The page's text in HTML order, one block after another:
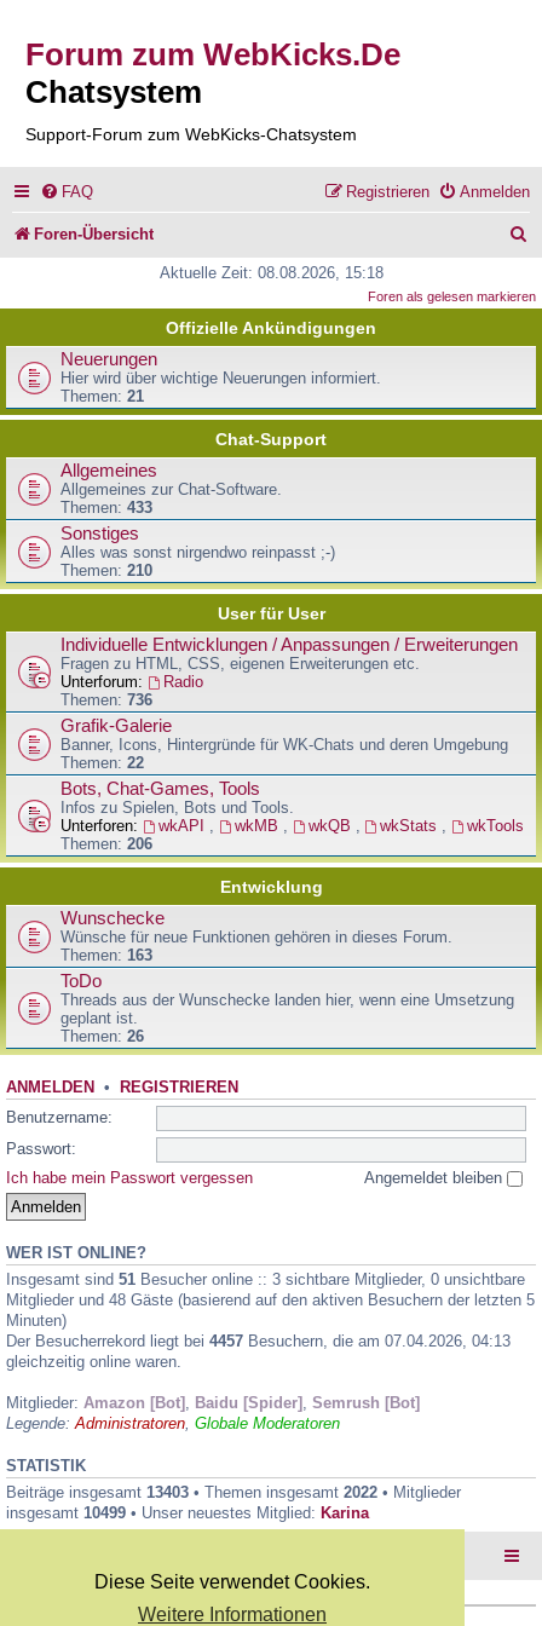
Diese Seite verwendet Cookies.
Weitere Informationen
Forum zum WebKicks.De
Chatsystem
Support-Forum zum WebKicks-Chatsystem
FAQ Anmelden
Registrieren
Foren-Übersicht
c
Aktuelle Zeit: 08.08.2026, 15:18
Foren als gelesen markieren
Offizielle Ankündigungen
Neuerungen
Hier wird über wichtige Neuerungen informiert.
Themen: 21
Chat-Support
Allgemeines
Allgemeines zur Chat-Software.
Themen: 433
Sonstiges
Alles was sonst nirgendwo reinpasst ;-)
Themen: 210
User für User
Individuelle Entwicklungen / Anpassungen / Erweiterungen
Fragen zu HTML, CSS, eigenen Erweiterungen etc.
Unterforum:
Radio
Themen: 736
Grafik-Galerie
Banner, Icons, Hintergründe für WK-Chats und deren Umgebung
Themen: 22
Bots, Chat-Games, Tools
Infos zu Spielen, Bots und Tools.
Unterforen:
wkAPI , wkMB , wkQB , wkStats ,
wkTools
Themen: 206
Entwicklung
Wunschecke
Wünsche für neue Funktionen gehören in dieses Forum.
Themen: 163
ToDo
Threads aus der Wunschecke landen hier, wenn eine Umsetzung
geplant ist.
Themen: 26
ANMELDEN • REGISTRIEREN
Benutzername:
Passwort:
Ich habe mein Passwort vergessen
Angemeldet bleiben
WER IST ONLINE?
Insgesamt sind 51 Besucher online :: 3 sichtbare Mitglieder, 0 unsichtbare
Mitglieder und 48 Gäste (basierend auf den aktiven Besuchern der letzten 5
Minuten)
Der Besucherrekord liegt bei 4457 Besuchern, die am 07.04.2026, 04:13
gleichzeitig online waren.
Mitglieder: Amazon [Bot] , Baidu [Spider] , Semrush [Bot]
Legende:Administratoren, Globale Moderatoren
STATISTIK
Beiträge insgesamt 13403 • Themen insgesamt 2022 • Mitglieder
insgesamt 10499 • Unser neuestes Mitglied: Karina